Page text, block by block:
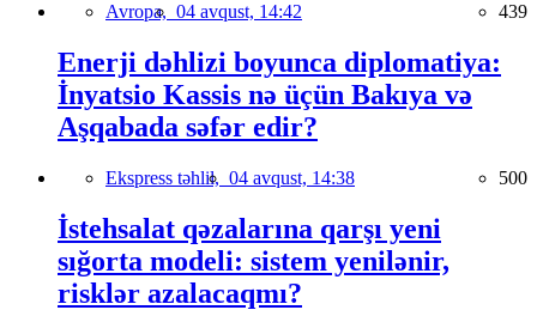
Avropa, 04 avqust, 14:42 439
Enerji dəhlizi boyunca diplomatiya:
İnyatsio Kassis nə üçün Bakıya və
Aşqabada səfər edir?
Ekspress təhlil, 04 avqust, 14:38 500
İstehsalat qəzalarına qarşı yeni
sığorta modeli: sistem yenilənir,
risklər azalacaqmı?